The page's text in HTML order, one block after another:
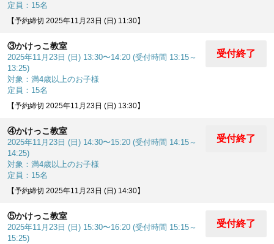
定員：15名
【予約締切 2025年11月23日 (日) 11:30】
③かけっこ教室
2025年11月23日 (日) 13:30〜14:20 (受付時間 13:15～
13:25)
対象：満4歳以上のお子様
定員：15名
受付終了
【予約締切 2025年11月23日 (日) 13:30】
④かけっこ教室
2025年11月23日 (日) 14:30〜15:20 (受付時間 14:15～
14:25)
対象：満4歳以上のお子様
定員：15名
受付終了
【予約締切 2025年11月23日 (日) 14:30】
⑤かけっこ教室
2025年11月23日 (日) 15:30〜16:20 (受付時間 15:15～
15:25)
受付終了